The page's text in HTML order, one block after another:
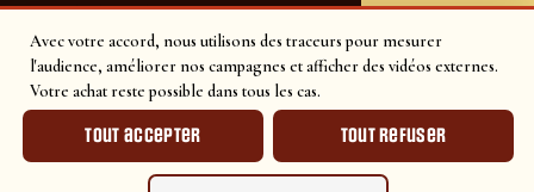
Avec votre accord, nous utilisons des traceurs pour mesurer
l'audience, améliorer nos campagnes et afficher des vidéos externes.
Votre achat reste possible dans tous les cas.
Tout accepter Tout refuser